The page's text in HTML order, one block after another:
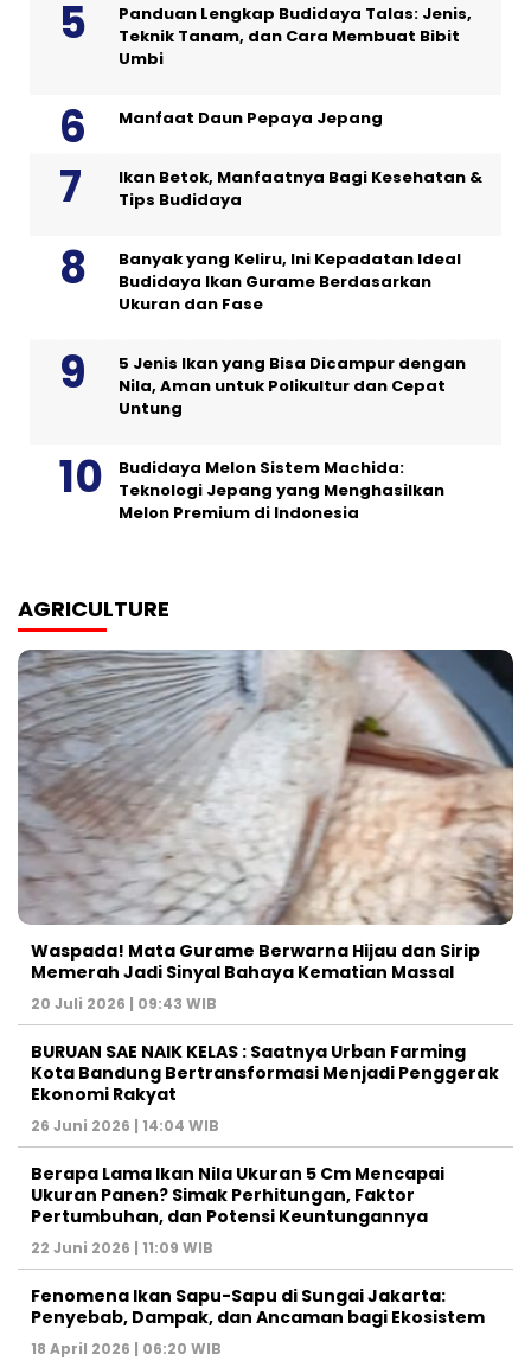
Panduan Lengkap Budidaya Talas: Jenis,
Teknik Tanam, dan Cara Membuat Bibit
Umbi
Manfaat Daun Pepaya Jepang
Ikan Betok, Manfaatnya Bagi Kesehatan &
Tips Budidaya
Banyak yang Keliru, Ini Kepadatan Ideal
Budidaya Ikan Gurame Berdasarkan
Ukuran dan Fase
5 Jenis Ikan yang Bisa Dicampur dengan
Nila, Aman untuk Polikultur dan Cepat
Untung
Budidaya Melon Sistem Machida:
Teknologi Jepang yang Menghasilkan
Melon Premium di Indonesia
AGRICULTURE
Waspada! Mata Gurame Berwarna Hijau dan Sirip
Memerah Jadi Sinyal Bahaya Kematian Massal
20 Juli 2026 | 09:43 WIB
BURUAN SAE NAIK KELAS : Saatnya Urban Farming
Kota Bandung Bertransformasi Menjadi Penggerak
Ekonomi Rakyat
26 Juni 2026 | 14:04 WIB
Berapa Lama Ikan Nila Ukuran 5 Cm Mencapai
Ukuran Panen? Simak Perhitungan, Faktor
Pertumbuhan, dan Potensi Keuntungannya
22 Juni 2026 | 11:09 WIB
Fenomena Ikan Sapu-Sapu di Sungai Jakarta:
Penyebab, Dampak, dan Ancaman bagi Ekosistem
18 April 2026 | 06:20 WIB